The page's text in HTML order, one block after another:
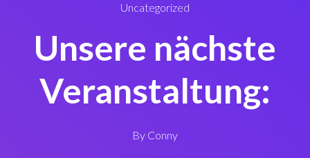
Uncategorized
Unsere nächste
Veranstaltung:
By Conny